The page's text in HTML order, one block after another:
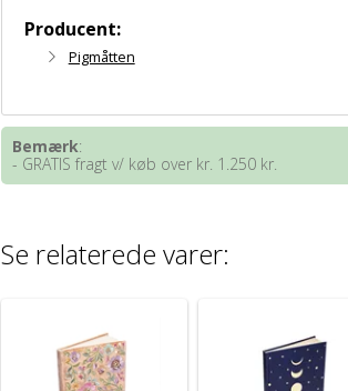
Producent:
Pigmåtten
Bemærk:
- GRATIS fragt v/ køb over kr. 1.250 kr.
Se relaterede varer: